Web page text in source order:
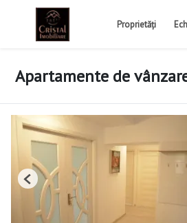
Proprietăți
Apartamente de
Previous